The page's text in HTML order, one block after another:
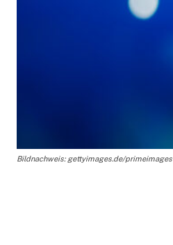
Bildnachweis: gettyimages.de/primeimages